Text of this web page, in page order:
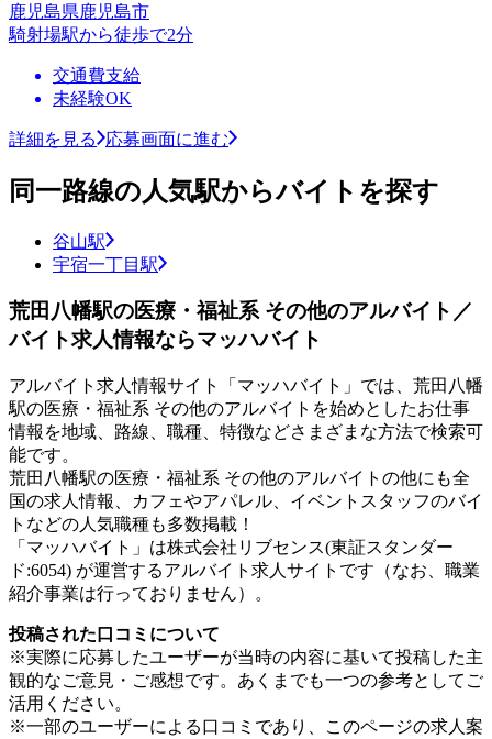
鹿児島県鹿児島市
騎射場駅から徒歩で2分
交通費支給
未経験OK
詳細を見る 応募画面に進む
同一路線の人気駅からバイトを探す
谷山駅
宇宿一丁目駅
荒田八幡駅の医療・福祉系 その他のアルバイト／
バイト求人情報ならマッハバイト
アルバイト求人情報サイト「マッハバイト」では、荒田八幡
駅の医療・福祉系 その他のアルバイトを始めとしたお仕事
情報を地域、路線、職種、特徴などさまざまな方法で検索可
能です。
荒田八幡駅の医療・福祉系 その他のアルバイトの他にも全
国の求人情報、カフェやアパレル、イベントスタッフのバイ
トなどの人気職種も多数掲載！
「マッハバイト」は株式会社リブセンス(東証スタンダー
ド:6054) が運営するアルバイト求人サイトです（なお、職業
紹介事業は行っておりません）。
投稿された口コミについて
※実際に応募したユーザーが当時の内容に基いて投稿した主
観的なご意見・ご感想です。あくまでも一つの参考としてご
活用ください。
※一部のユーザーによる口コミであり、このページの求人案